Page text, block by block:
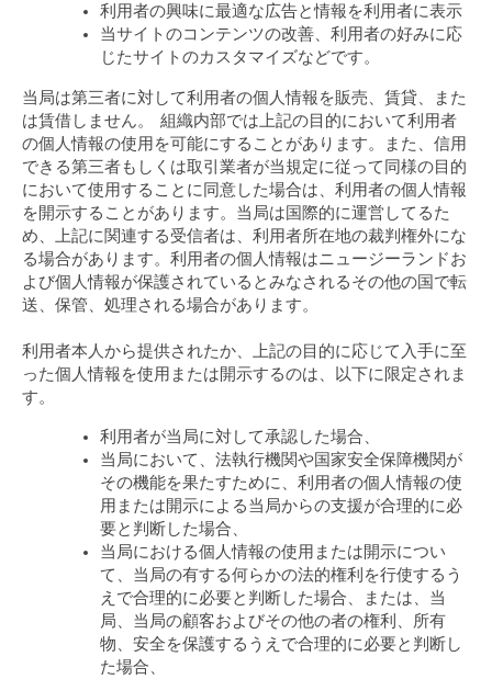
利用者の興味に最適な広告と情報を利用者に表示
当サイトのコンテンツの改善、利用者の好みに応
じたサイトのカスタマイズなどです。
当局は第三者に対して利用者の個人情報を販売、賃貸、また
は賃借しません。 組織内部では上記の目的において利用者
の個人情報の使用を可能にすることがあります。また、信用
できる第三者もしくは取引業者が当規定に従って同様の目的
において使用することに同意した場合は、利用者の個人情報
を開示することがあります。当局は国際的に運営してるた
め、上記に関連する受信者は、利用者所在地の裁判権外にな
る場合があります。利用者の個人情報はニュージーランドお
よび個人情報が保護されているとみなされるその他の国で転
送、保管、処理される場合があります。
利用者本人から提供されたか、上記の目的に応じて入手に至
った個人情報を使用または開示するのは、以下に限定されま
す。
利用者が当局に対して承認した場合、
当局において、法執行機関や国家安全保障機関が
その機能を果たすために、利用者の個人情報の使
用または開示による当局からの支援が合理的に必
要と判断した場合、
当局における個人情報の使用または開示につい
て、当局の有する何らかの法的権利を行使するう
えで合理的に必要と判断した場合、または、当
局、当局の顧客およびその他の者の権利、所有
物、安全を保護するうえで合理的に必要と判断し
た場合、